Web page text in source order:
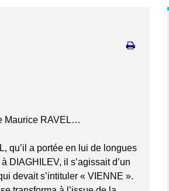
Maurice RAVEL…
qu’il a portée en lui de longues
DIAGHILEV, il s’agissait d’un
devait s’intituler « VIENNE ».